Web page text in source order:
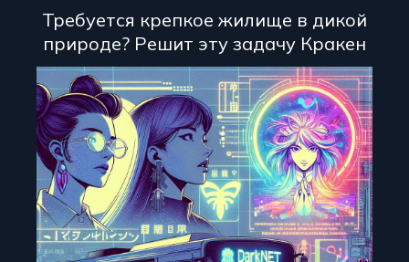
Требуется крепкое жилище в дикой
природе? Решит эту задачу Кракен